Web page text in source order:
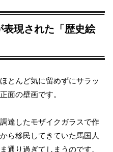
現された「歴史絵
とんど気に留めずにサラッ
面の壁画です。
達したモザイクガラスで作
ら移民してきていた馬国人
通り過ぎてしまうのです。